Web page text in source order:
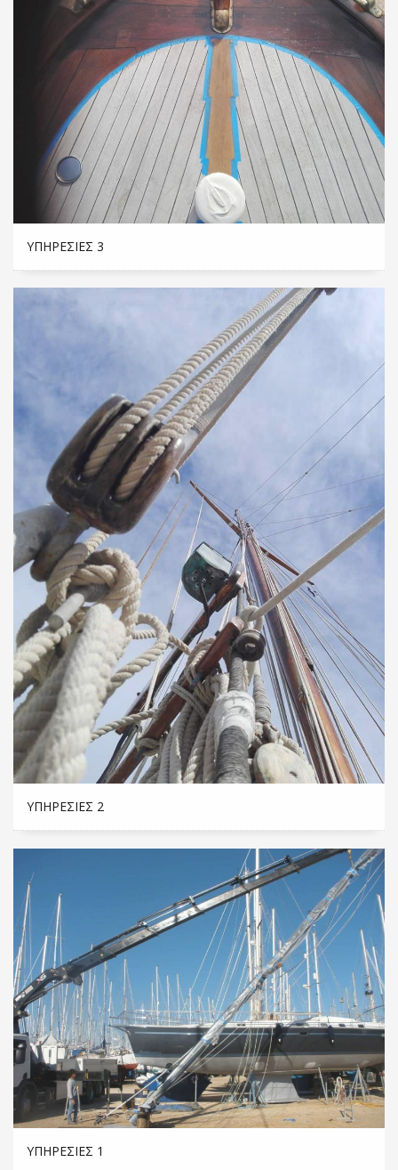
ΥΠΗΡΕΣΊΕΣ 3
ΥΠΗΡΕΣΊΕΣ 2
ΥΠΗΡΕΣΊΕΣ 1